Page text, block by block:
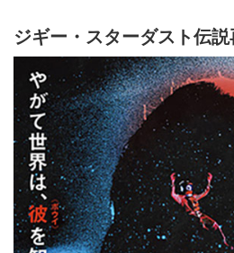
ジギー・スターダスト伝説